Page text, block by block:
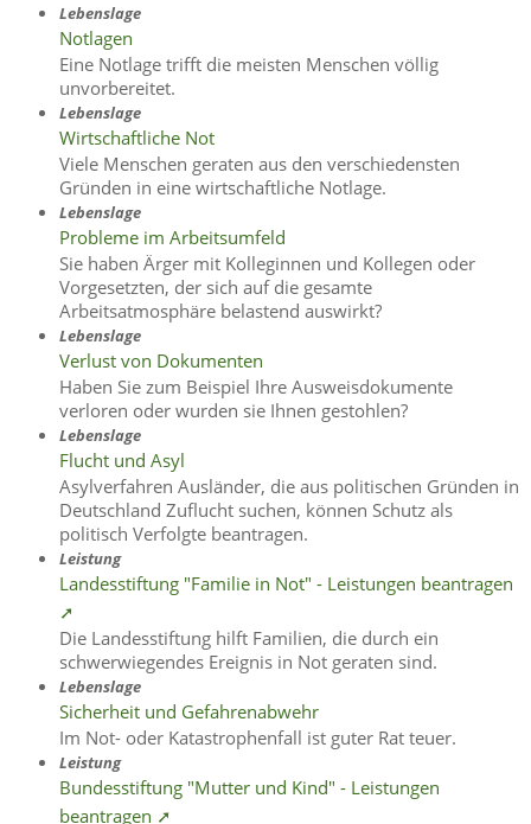
Lebenslage
Notlagen
Eine Notlage trifft die meisten Menschen völlig
unvorbereitet.
Lebenslage
Wirtschaftliche Not
Viele Menschen geraten aus den verschiedensten
Gründen in eine wirtschaftliche Notlage.
Lebenslage
Probleme im Arbeitsumfeld
Sie haben Ärger mit Kolleginnen und Kollegen oder
Vorgesetzten, der sich auf die gesamte
Arbeitsatmosphäre belastend auswirkt?
Lebenslage
Verlust von Dokumenten
Haben Sie zum Beispiel Ihre Ausweisdokumente
verloren oder wurden sie Ihnen gestohlen?
Lebenslage
Flucht und Asyl
Asylverfahren Ausländer, die aus politischen Gründen in
Deutschland Zuflucht suchen, können Schutz als
politisch Verfolgte beantragen.
Leistung
Landesstiftung "Familie in Not" - Leistungen beantragen
➚
Die Landesstiftung hilft Familien, die durch ein
schwerwiegendes Ereignis in Not geraten sind.
Lebenslage
Sicherheit und Gefahrenabwehr
Im Not- oder Katastrophenfall ist guter Rat teuer.
Leistung
Bundesstiftung "Mutter und Kind" - Leistungen
beantragen ➚